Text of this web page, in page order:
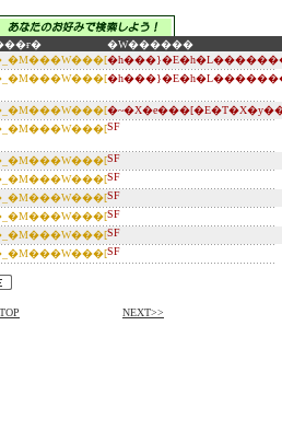
�W������
SF
SF
SF
SF
SF
SF
SF
NEXT>>